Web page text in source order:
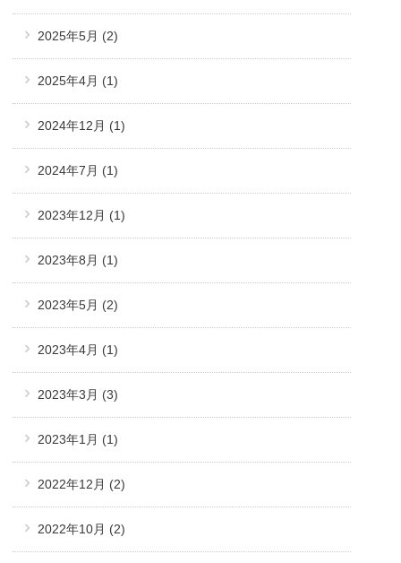
2025年5月 (2)
2025年4月 (1)
2024年12月 (1)
2024年7月 (1)
2023年12月 (1)
2023年8月 (1)
2023年5月 (2)
2023年4月 (1)
2023年3月 (3)
2023年1月 (1)
2022年12月 (2)
2022年10月 (2)